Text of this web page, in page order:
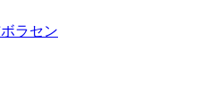
ラセン